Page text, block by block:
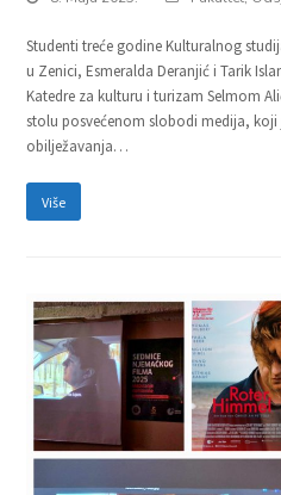
Studenti treće godine Kulturalnog
u Zenici, Esmeralda Deranjić i Tarik
Katedre za kulturu i turizam Selmom
stolu posvećenom slobodi medija,
obilježavanja…
Više